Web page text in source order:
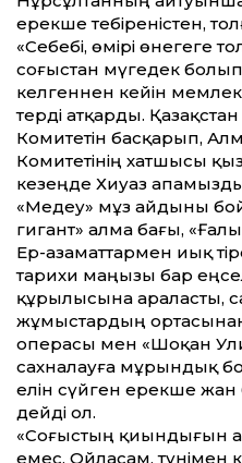
ерекше тебіреністен,
«Себебі, өмірі өнегеге
соғыстан мүгедек
келгеннен ке­йін
терді атқарды.
Комитетін басқарып,
Комитетінің хатшысы
кезеңде Хиуаз
«Медеу» мұз айдыны
гигант» алма бағы,
Ер-азамат­тармен иық
тарихи маңызы бар
құрылысына араласты,
жұмыстардың
операсы мен «Шоқан
сахналауға мұрындық
елін сүйген ерекше жан
дейді ол.
«Соғыстың қиындығын
емес. Ойласам, түнімен